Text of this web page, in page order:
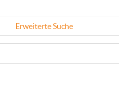
Erweiterte Suche